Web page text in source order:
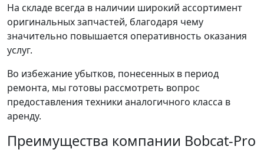
На складе всегда в наличии широкий ассортимент
оригинальных запчастей, благодаря чему
значительно повышается оперативность оказания
услуг.
Во избежание убытков, понесенных в период
ремонта, мы готовы рассмотреть вопрос
предоставления техники аналогичного класса в
аренду.
Преимущества компании Bobcat-Pro